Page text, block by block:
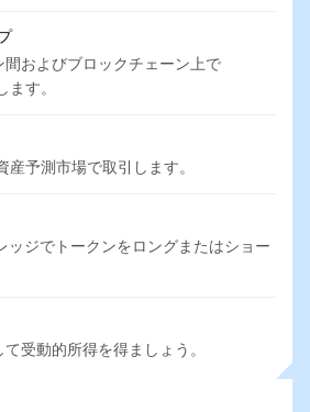
間およびブロックチェーン上で
ます。
産予測市場で取引します。
ッジでトークンをロングまたはショー
受動的所得を得ましょう。